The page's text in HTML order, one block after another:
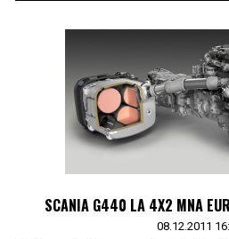
SCANIA G440 LA 4X2 MNA
08.12.2011